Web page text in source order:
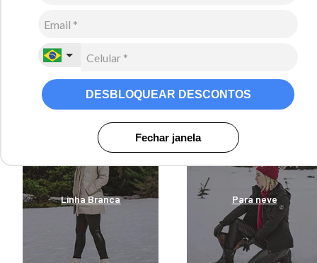
DESBLOQUEAR DESCONTOS
Fechar janela
Botas
Conheça as melhores opções de botas de couro para o frio ameno e
contam com forro em lã natural, sintéticos, forro com tecido térmico
e solado antiderrapante. Temos variações de tamanho de cano,
opções de cores e fechamento em cadarço ou zíper.